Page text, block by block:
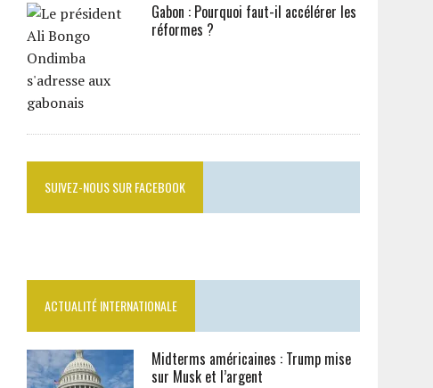
Gabon : Pourquoi faut-il accélérer les
réformes ?
SUIVEZ-NOUS SUR FACEBOOK
ACTUALITÉ INTERNATIONALE
Midterms américaines : Trump mise
sur Musk et l’argent